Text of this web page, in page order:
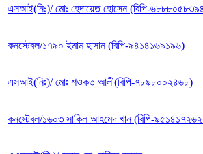
এসআই(নিঃ)/ মোঃ হেদায়েত হোসেন (বিপি-
কনস্টেবল/১৭৯০ ইমাম হাসান (বিপি-৯৪১৪১৬৯১৯৬)
এসআই(নিঃ)/ মোঃ শওকত আলী(বিপি-৭৮৯৮০০২৪৬৮)
কনস্টেবল/১৬০৩ সাকিল আহমেদ খান (বিপি-